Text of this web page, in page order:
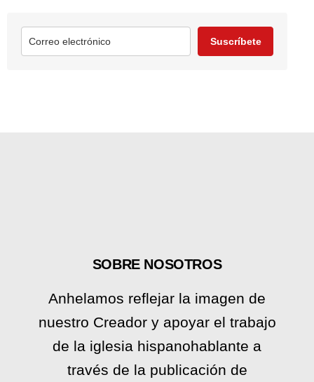
Suscríbete
SOBRE NOSOTROS
Anhelamos reflejar la imagen de
nuestro Creador y apoyar el trabajo
de la iglesia hispanohablante a
través de la publicación de